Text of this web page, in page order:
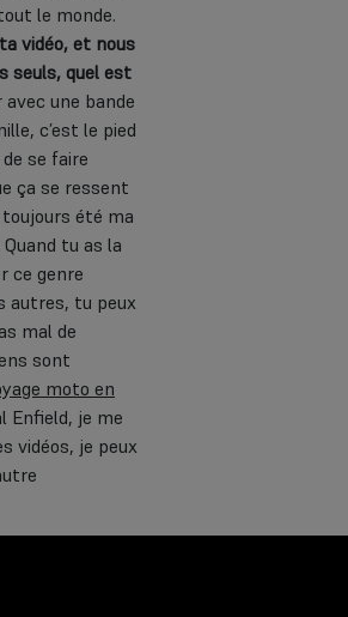
le monde.
vidéo, et nous
seuls, quel est
une bande
c’est le pied
se faire
ça se ressent
toujours été ma
tu as la
ce genre
autres, tu peux
mal de
sont
moto en
Enfield, je me
vidéos, je peux